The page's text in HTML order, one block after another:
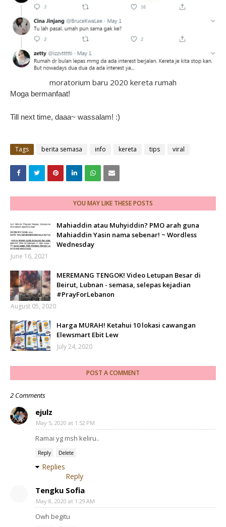
moratorium baru 2020 kereta rumah
Moga bermanfaat!
Till next time, daaa~ wassalam! :)
Tags berita semasa info kereta tips viral
YOU MAY LIKE THESE POSTS
Mahiaddin atau Muhyiddin? PMO arah guna
Mahiaddin Yasin nama sebenar! ~ Wordless
Wednesday
June 16, 2021
MEREMANG TENGOK! Video Letupan Besar di
Beirut, Lubnan - semasa, selepas kejadian
#PrayForLebanon
August 05, 2020
Harga MURAH! Ketahui 10 lokasi cawangan
Elewsmart Ebit Lew
July 24, 2020
POST A COMMENT
2 Comments
ejulz
May 5, 2020 at 1:52 PM
Ramai yg msh keliru..
Reply Delete
Replies
Reply
Tengku Sofia
May 8, 2020 at 1:29 AM
Owh begitu